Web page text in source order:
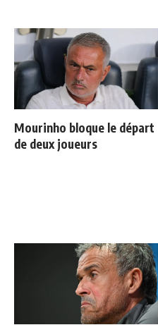
Mourinho bloque le départ
de deux joueurs